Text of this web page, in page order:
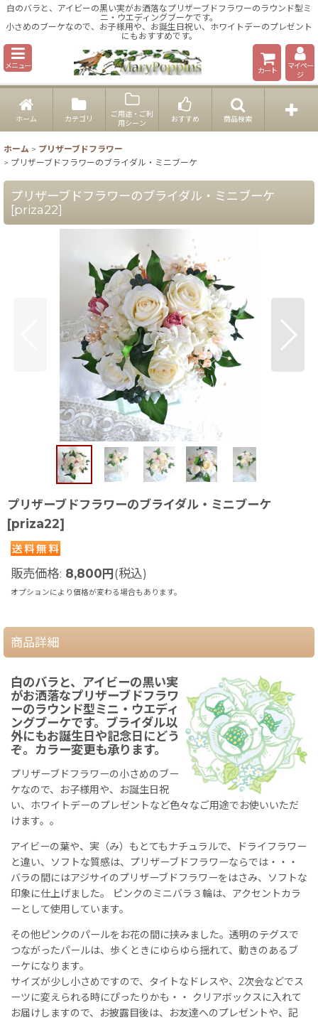
白のバラと、アイビーの黒い実がお洒落なプリザーブドフラワーのラウンド型ミ
ニ・ウエディングブーケです。
小さめのブーケなので、お子様用や、お誕生日祝い、ホワイトデーのプレゼント
にもおすすめです。
メニュー カート
マイペー
ジ
ホーム カテゴリ
ご用途・ご利
用シーン
おすすめ 商品検索
ホーム > プリザーブドフラワー
> プリザーブドフラワーのブライダル・ミニブーケ
プリザーブドフラワーのブライダル・ミニブーケ
[priza22]
プリザーブドフラワーのブライダル・ミニブーケ
[priza22]
販売価格: 8,800円(税込)
オプションにより価格が変わる場合もあります。
商品詳細
白のバラと、アイビーの黒い実
がお洒落なプリザーブドフラワ
ーのラウンド型ミニ・ウエディ
ングブーケです。ブライダル以
外にもお誕生日や記念日にどう
ぞ。カラー変更も承ります。
プリザーブドフラワーの小さめのブー
ケなので、お子様用や、お誕生日祝
い、ホワイトデーのプレゼントなど色々なご用途でお使いいただ
けます。。
アイビーの葉や、実（み）もとてもナチュラルで、ドライフラワー
と違い、ソフトな質感は、プリザーブドフラワーならでは・・・
バラの間にはアジサイのプリザーブドフラワーをはさみ、ソフトな
印象に仕上げました。 ピンクのミニバラ３輪は、アクセントカラ
ーとして使用しています。
その他ピンクのパールをお花の間に挟みました。透明のテグスで
つながったパールは、歩くときにゆらゆら揺れて、動きのあるブ
ーケになります。
サイズが少し小さめですので、タイトなドレスや、2次会などでス
ーツに変えられる時にぴったりかも・・ クリアボックスに入れて
お届けしますので、お披露目後は、お友達へのプレゼントや、記